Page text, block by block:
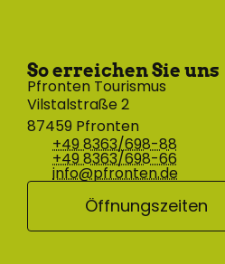
So erreichen Sie uns
Pfronten Tourismus
Vilstalstraße 2
87459 Pfronten
+49 8363/698-88
+49 8363/698-66
info@pfronten.de
Öffnungszeiten